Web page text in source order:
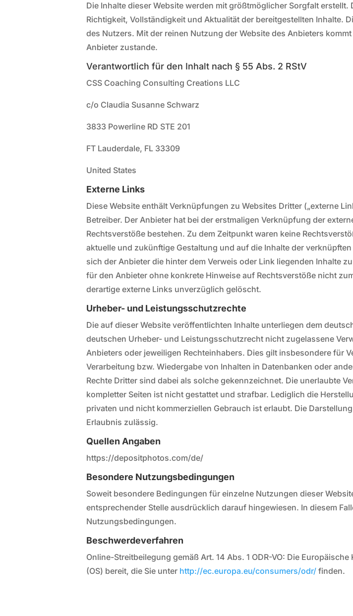
Die Inhalte dieser Website werden mit größtmöglicher Sorgfalt
Richtigkeit, Vollständigkeit und Aktualität der bereitgestellten Inhalte.
des Nutzers. Mit der reinen Nutzung der Website des Anbieters
Anbieter zustande.
Verantwortlich für den Inhalt nach § 55 Abs. 2 RStV
CSS Coaching Consulting Creations LLC
c/o Claudia Susanne Schwarz
3833 Powerline RD STE 201
FT Lauderdale, FL 33309
United States
Externe Links
Diese Website enthält Verknüpfungen zu Websites Dritter („externe
Betreiber. Der Anbieter hat bei der erstmaligen Verknüpfung der
Rechtsverstöße bestehen. Zu dem Zeitpunkt waren keine
aktuelle und zukünftige Gestaltung und auf die Inhalte der
sich der Anbieter die hinter dem Verweis oder Link liegenden Inhalte
für den Anbieter ohne konkrete Hinweise auf Rechtsverstöße nicht
derartige externe Links unverzüglich gelöscht.
Urheber- und Leistungsschutzrechte
Die auf dieser Website veröffentlichten Inhalte unterliegen dem
deutschen Urheber- und Leistungsschutzrecht nicht zugelassene
Anbieters oder jeweiligen Rechteinhabers. Dies gilt insbesondere für
Verarbeitung bzw. Wiedergabe von Inhalten in Datenbanken oder
Rechte Dritter sind dabei als solche gekennzeichnet. Die unerlaubte
kompletter Seiten ist nicht gestattet und strafbar. Lediglich die
privaten und nicht kommerziellen Gebrauch ist erlaubt. Die
Erlaubnis zulässig.
Quellen Angaben
https://depositphotos.com/de/
Besondere Nutzungsbedingungen
Soweit besondere Bedingungen für einzelne Nutzungen dieser
entsprechender Stelle ausdrücklich darauf hingewiesen. In diesem
Nutzungsbedingungen.
Beschwerdeverfahren
Online-Streitbeilegung gemäß Art. 14 Abs. 1 ODR-VO: Die
(OS) bereit, die Sie unter http://ec.europa.eu/consumers/odr/ finden.